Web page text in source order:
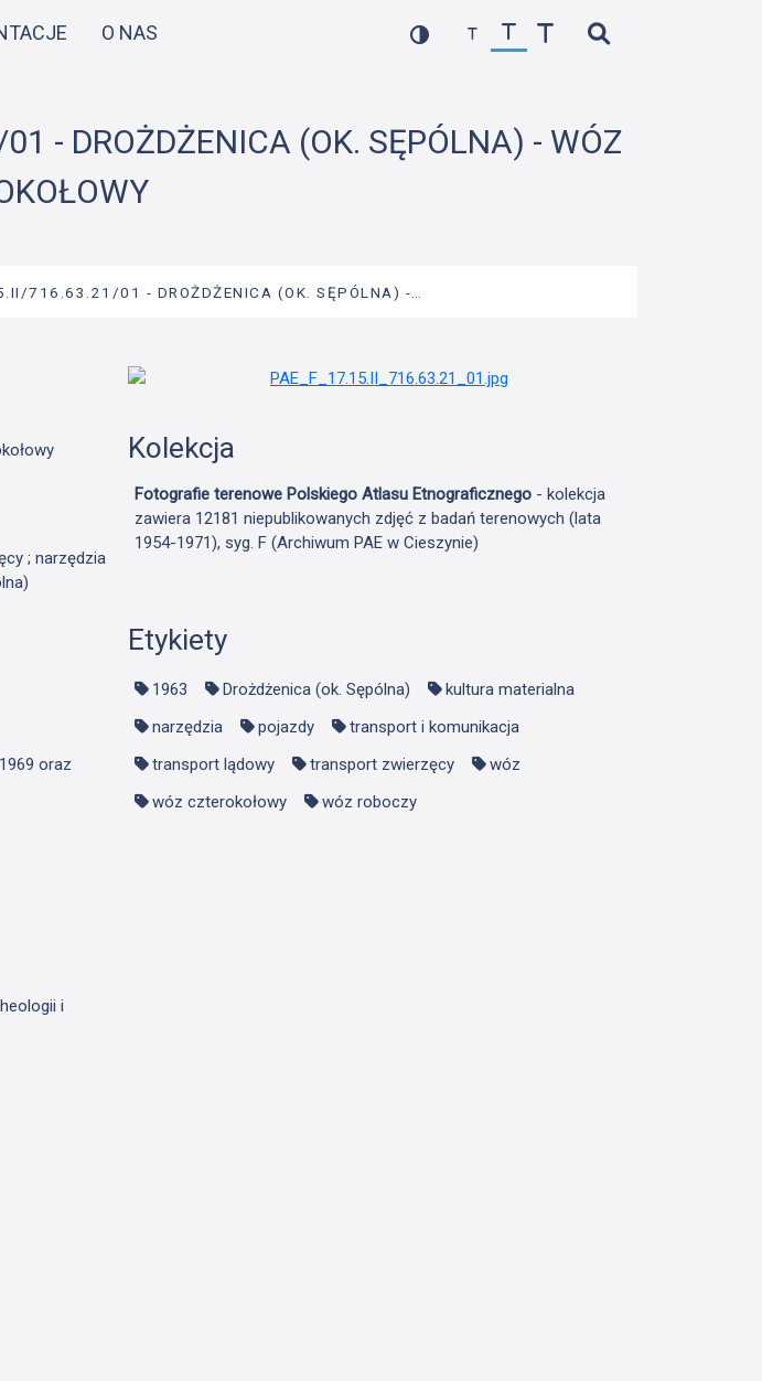
do
O NAS
- DROŻDŻENICA (OK. SĘPÓLNA) - WÓZ
716.63.21/01 - DROŻDŻENICA (OK. SĘPÓLNA) -…
; narzędzia
oraz
i
Kolekcja
Fotografie terenowe Polskiego Atlasu Etnograficznego- kolekcja
zawiera 12181 niepublikowanych zdjęć z badań terenowych (lata
1954-1971), syg. F (Archiwum PAE w Cieszynie)
Etykiety
1963 Drożdżenica (ok. Sępólna)
kultura materialna
narzędzia
pojazdy
transport i komunikacja
transport lądowy
transport zwierzęcy
wóz
wóz czterokołowy
wóz roboczy